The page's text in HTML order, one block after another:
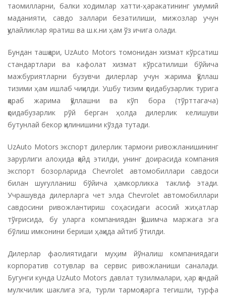
таомилларни, балки ходимлар хатти-ҳаракатининг умумий
маданияти, савдо заллари безатилиши, мижозлар учун
қулайликлар яратиш ва ш.к.ни ҳам ўз ичига олади.
Бундан ташқари, UzAuto Motors томонидан хизмат кўрсатиш
стандартлари ва кафолат хизмат кўрсатилиши бўйича
мажбуриятларни бузувчи дилерлар учун жарима қўллаш
тизими ҳам ишлаб чиқилди. Ушбу тизим қоидабузарлик турига
қараб жарима қўллашни ва кўп бора (тўрттагача)
қоидабузарлик рўй берган ҳолда дилерлик келишуви
бутунлай бекор қилинишини кўзда тутади.
UzAuto Motors экспорт дилерлик тармоғи ривожланишининг
зарурлиги алоҳида қайд этилди, унинг доирасида компания
экспорт бозорларида Chevrolet автомобиллари савдоси
билан шуғулланиш бўйича ҳамкорликка таклиф этади.
Учрашувда дилерларга чет элда Chevrolet автомобиллари
савдосини ривожлантириш соҳасидаги асосий жиҳатлар
тўғрисида, бу уларга компаниядан қўшимча маржага эга
бўлиш имконини бериши ҳақида айтиб ўтилди.
Дилерлар фаолиятидаги муҳим йўналиш компаниядаги
корпоратив сотувлар ва сервис ривожланиши саналади.
Бугунги кунда UzAuto Motors давлат тузилмалари, ҳар қандай
мулкчилик шаклига эга, турли тармоқларга тегишли, турфа